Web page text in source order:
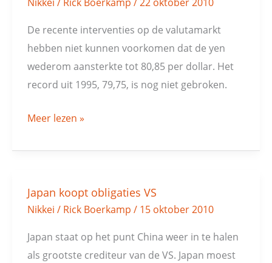
De recente interventies op de valutamarkt
hebben niet kunnen voorkomen dat de yen
wederom aansterkte tot 80,85 per dollar. Het
record uit 1995, 79,75, is nog niet gebroken.
sterkt
verder
aan
Meer lezen »
Japan koopt obligaties VS
Nikkei / Rick Boerkamp / 15 oktober 2010
Japan staat op het punt China weer in te halen
als grootste crediteur van de VS. Japan moest
Japan
koopt
obligaties
VS